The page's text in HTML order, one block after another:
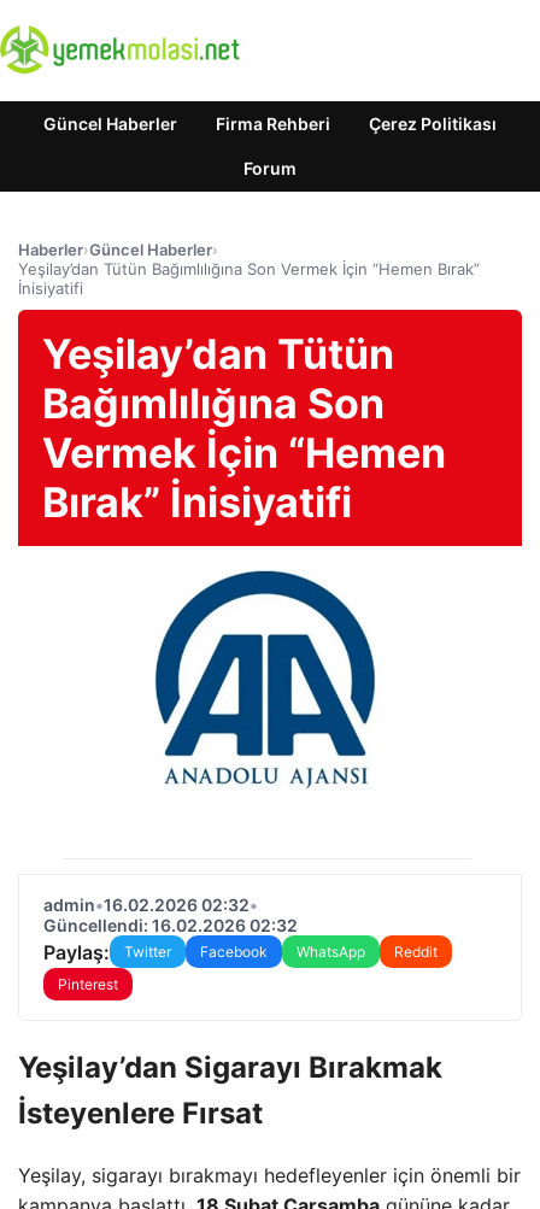
Güncel Haberler Firma Rehberi Çerez Politikası
Forum
Haberler›Güncel Haberler›
Yeşilay’dan Tütün Bağımlılığına Son Vermek İçin “Hemen Bırak”
İnisiyatifi
Yeşilay’dan Tütün
Bağımlılığına Son
Vermek İçin “Hemen
Bırak” İnisiyatifi
admin•16.02.2026 02:32•
Güncellendi: 16.02.2026 02:32
Paylaş: Twitter Facebook WhatsApp
Reddit
Pinterest
Yeşilay’dan Sigarayı Bırakmak
İsteyenlere Fırsat
Yeşilay, sigarayı bırakmayı hedefleyenler için önemli bir